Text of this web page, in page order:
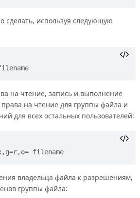
сделать, используя следующую
на чтение, запись и выполнение
на чтение для группы файла и
для всех остальных пользователей:
filename
владельца файла к разрешениям,
группы файла: